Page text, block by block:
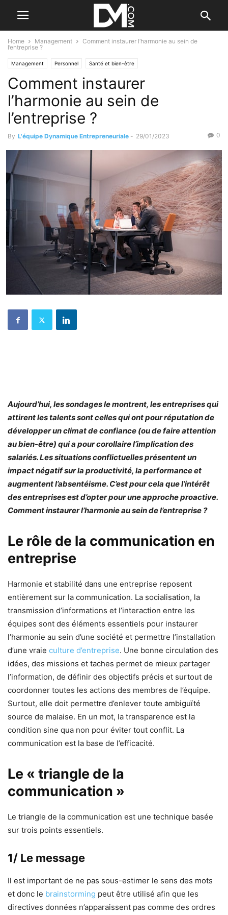
Home Management
Comment instaurer l’harmonie au sein de
l’entreprise ?
Management Personnel Santé et bien-être
Comment instaurer
l’harmonie au sein de
l’entreprise ?
By L'équipe Dynamique Entrepreneuriale - 29/01/2023 0
Aujourd’hui, les sondages le montrent, les entreprises qui
attirent les talents sont celles qui ont pour réputation de
développer un climat de confiance (ou de faire attention
au bien-être) qui a pour corollaire l’implication des
salariés. Les situations conflictuelles présentent un
impact négatif sur la productivité, la performance et
augmentent l’absentéisme. C’est pour cela que l’intérêt
des entreprises est d’opter pour une approche proactive.
Comment instaurer l’harmonie au sein de l’entreprise ?
Le rôle de la communication en
entreprise
Harmonie et stabilité dans une entreprise reposent
entièrement sur la communication. La socialisation, la
transmission d’informations et l’interaction entre les
équipes sont des éléments essentiels pour instaurer
l’harmonie au sein d’une société et permettre l’installation
d’une vraie culture d’entreprise. Une bonne circulation des
idées, des missions et taches permet de mieux partager
l’information, de définir des objectifs précis et surtout de
coordonner toutes les actions des membres de l’équipe.
Surtout, elle doit permettre d’enlever toute ambiguïté
source de malaise. En un mot, la transparence est la
condition sine qua non pour éviter tout conflit. La
communication est la base de l’efficacité.
Le « triangle de la
communication »
Le triangle de la communication est une technique basée
sur trois points essentiels.
1/ Le message
Il est important de ne pas sous-estimer le sens des mots
et donc le brainstorming peut être utilisé afin que les
directives données n’apparaissent pas comme des ordres